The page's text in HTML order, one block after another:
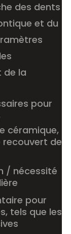
des dents
et du
de la
pour
céramique,
recouvert de
/ nécessité
pour
tels que les